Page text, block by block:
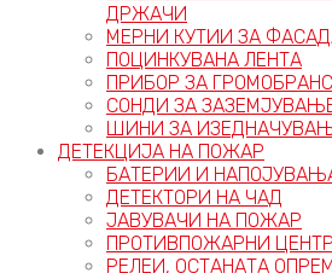
ДРЖАЧИ
МЕРНИ КУТИИ ЗА
ПОЦИНКУВАНА ЛЕНТА
ПРИБОР ЗА
СОНДИ ЗА
ШИНИ ЗА
ДЕТЕКЦИЈА НА ПОЖАР
БАТЕРИИ И
ДЕТЕКТОРИ НА ЧАД
ЈАВУВАЧИ НА ПОЖАР
ПРОТИВПОЖАРНИ
РЕЛЕИ, ОСТАНАТА